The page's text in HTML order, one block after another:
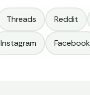
Threads Reddit
Instagram Facebook